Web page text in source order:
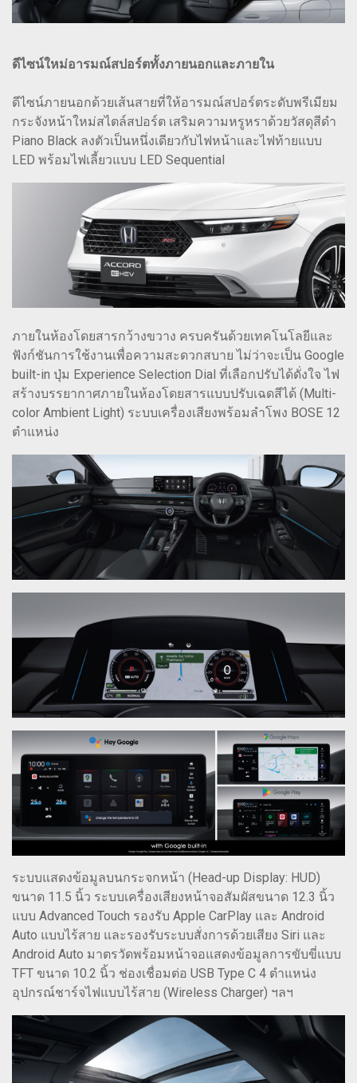
ดีไซน์ใหม่อารมณ์สปอร์ตทั้งภายนอกและภายใน
ดีไซน์ภายนอกด้วยเส้นสายที่ให้อารมณ์สปอร์ตระดับพรีเมียม
กระจังหน้าใหม่สไตล์สปอร์ต เสริมความหรูหราด้วยวัสดุสีดำ
Piano Black ลงตัวเป็นหนึ่งเดียวกับไฟหน้าและไฟท้ายแบบ
LED พร้อมไฟเลี้ยวแบบ LED Sequential
ภายในห้องโดยสารกว้างขวาง ครบครันด้วยเทคโนโลยีและ
ฟังก์ชันการใช้งานเพื่อความสะดวกสบาย ไม่ว่าจะเป็น Google
built-in ปุ่ม Experience Selection Dial ที่เลือกปรับได้ดั่งใจ ไฟ
สร้างบรรยากาศภายในห้องโดยสารแบบปรับเฉดสีได้ (Multi-
color Ambient Light) ระบบเครื่องเสียงพร้อมลำโพง BOSE 12
ตำแหน่ง
ระบบแสดงข้อมูลบนกระจกหน้า (Head-up Display: HUD)
ขนาด 11.5 นิ้ว ระบบเครื่องเสียงหน้าจอสัมผัสขนาด 12.3 นิ้ว
แบบ Advanced Touch รองรับ Apple CarPlay และ Android
Auto แบบไร้สาย และรองรับระบบสั่งการด้วยเสียง Siri และ
Android Auto มาตรวัดพร้อมหน้าจอแสดงข้อมูลการขับขี่แบบ
TFT ขนาด 10.2 นิ้ว ช่องเชื่อมต่อ USB Type C 4 ตำแหน่ง
อุปกรณ์ชาร์จไฟแบบไร้สาย (Wireless Charger) ฯลฯ